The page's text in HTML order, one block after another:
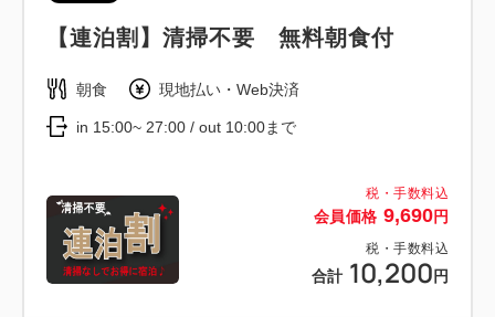
税・手数料込
会員価格 9,690円
税・手数料込
合計 10,200 円
【連泊割】清掃不要 無料朝食付
朝食 現地払い・Web決済
in 15:00~ 27:00 / out 10:00まで